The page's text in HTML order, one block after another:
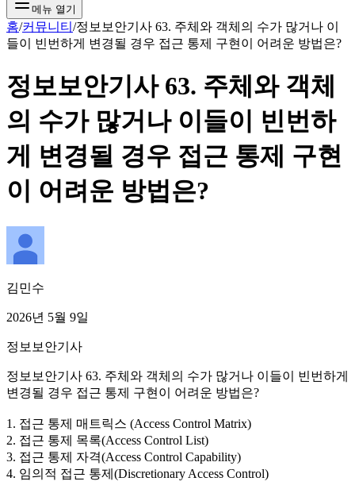
메뉴 열기
홈/커뮤니티 /정보보안기사 63. 주체와 객체의 수가 많거나 이
들이 빈번하게 변경될 경우 접근 통제 구현이 어려운 방법은?
정보보안기사 63. 주체와 객체
의 수가 많거나 이들이 빈번하
게 변경될 경우 접근 통제 구현
이 어려운 방법은?
김민수
2026년 5월 9일
정보보안기사
정보보안기사 63. 주체와 객체의 수가 많거나 이들이 빈번하게
변경될 경우 접근 통제 구현이 어려운 방법은?
1. 접근 통제 매트릭스 (Access Control Matrix)
2. 접근 통제 목록(Access Control List)
3. 접근 통제 자격(Access Control Capability)
4. 임의적 접근 통제(Discretionary Access Control)